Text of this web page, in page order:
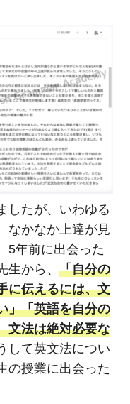
したが、いわゆる
なかなか上達が見
5年前に出会った
生から、 「自分の
に伝えるには、文
」「英語を自分の
文法は絶対必要な
して英文法につい
の授業に出会った